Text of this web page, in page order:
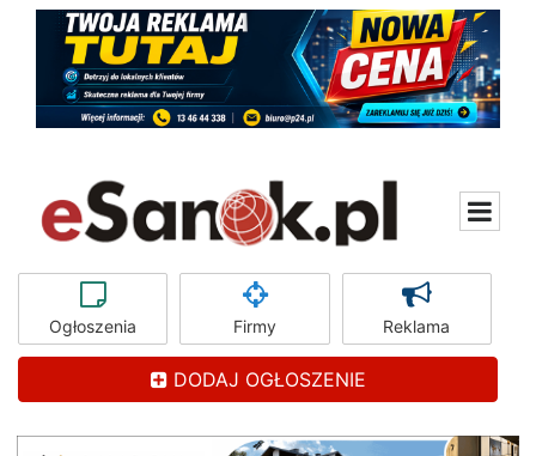
Ogłoszenia Firmy Reklama
DODAJ OGŁOSZENIE